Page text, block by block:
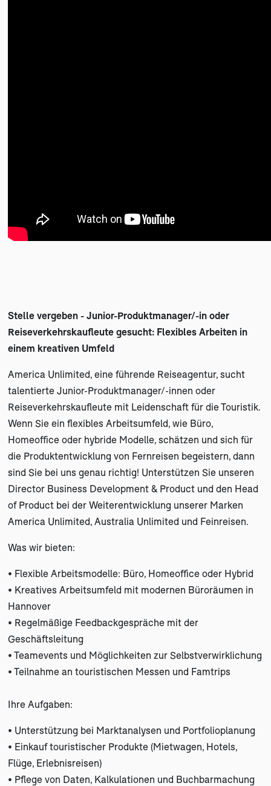
Stelle vergeben - Junior-Produktmanager/-in oder
Reiseverkehrskaufleute gesucht: Flexibles Arbeiten in
einem kreativen Umfeld
America Unlimited, eine führende Reiseagentur, sucht
talentierte Junior-Produktmanager/-innen oder
Reiseverkehrskaufleute mit Leidenschaft für die Touristik.
Wenn Sie ein flexibles Arbeitsumfeld, wie Büro,
Homeoffice oder hybride Modelle, schätzen und sich für
die Produktentwicklung von Fernreisen begeistern, dann
sind Sie bei uns genau richtig! Unterstützen Sie unseren
Director Business Development & Product und den Head
of Product bei der Weiterentwicklung unserer Marken
America Unlimited, Australia Unlimited und Feinreisen.
Was wir bieten:
• Flexible Arbeitsmodelle: Büro, Homeoffice oder Hybrid
• Kreatives Arbeitsumfeld mit modernen Büroräumen in
Hannover
• Regelmäßige Feedbackgespräche mit der
Geschäftsleitung
• Teamevents und Möglichkeiten zur Selbstverwirklichung
• Teilnahme an touristischen Messen und Famtrips
Ihre Aufgaben:
• Unterstützung bei Marktanalysen und Portfolioplanung
• Einkauf touristischer Produkte (Mietwagen, Hotels,
Flüge, Erlebnisreisen)
• Pflege von Daten, Kalkulationen und Buchbarmachung